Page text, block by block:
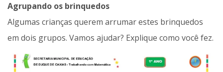
Agrupando os brinquedos
Algumas crianças querem arrumar estes brinquedos
em dois grupos. Vamos ajudar? Explique como você fez.